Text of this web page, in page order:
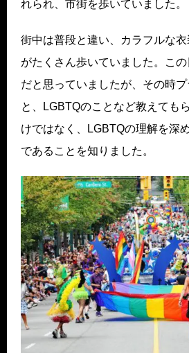
れられ、市街を歩いていました。
街中は普段と違い、カラフルな
がたくさん歩いていました。こ
だと思っていましたが、その時
と、LGBTQのことなど教えても
けではなく、LGBTQの理解を深
であることを知りました。